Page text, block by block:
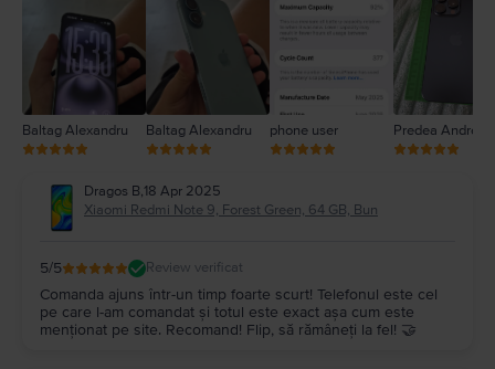
Baltag Alexandru Baltag Alexandru phone user Predea Andreea
Dragos B,18 Apr 2025
Xiaomi Redmi Note 9, Forest Green, 64 GB, Bun
5/5 Review verificat
Comanda ajuns într-un timp foarte scurt! Telefonul este cel
pe care l-am comandat și totul este exact așa cum este
menționat pe site. Recomand! Flip, să rămâneți la fel! 🤝